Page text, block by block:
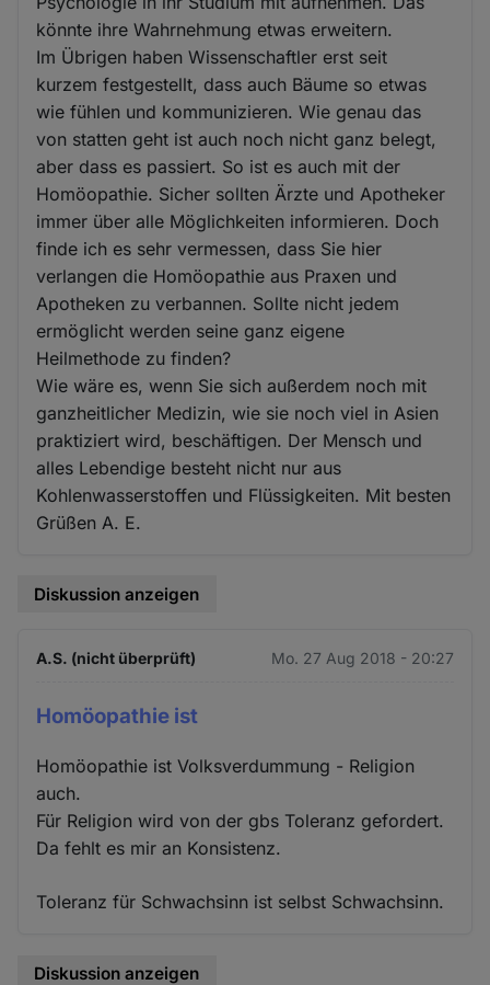
könnte ihre Wahrnehmung etwas erweitern.
Im Übrigen haben Wissenschaftler erst seit
kurzem festgestellt, dass auch Bäume so etwas
wie fühlen und kommunizieren. Wie genau das
von statten geht ist auch noch nicht ganz belegt,
aber dass es passiert. So ist es auch mit der
Homöopathie. Sicher sollten Ärzte und Apotheker
immer über alle Möglichkeiten informieren. Doch
finde ich es sehr vermessen, dass Sie hier
verlangen die Homöopathie aus Praxen und
Apotheken zu verbannen. Sollte nicht jedem
ermöglicht werden seine ganz eigene
Heilmethode zu finden?
Wie wäre es, wenn Sie sich außerdem noch mit
ganzheitlicher Medizin, wie sie noch viel in Asien
praktiziert wird, beschäftigen. Der Mensch und
alles Lebendige besteht nicht nur aus
Kohlenwasserstoffen und Flüssigkeiten. Mit besten
Grüßen A. E.
Diskussion anzeigen
A.S. (nicht überprüft) Mo. 27 Aug 2018 - 20:27
Homöopathie ist
Homöopathie ist Volksverdummung - Religion
auch.
Für Religion wird von der gbs Toleranz gefordert.
Da fehlt es mir an Konsistenz.
Toleranz für Schwachsinn ist selbst Schwachsinn.
Diskussion anzeigen